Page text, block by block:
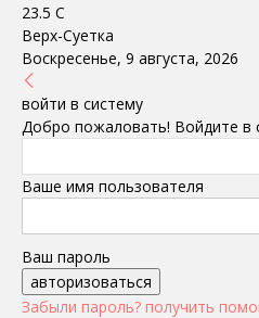
23.5 C
Верх-Суетка
Воскресенье, 9 августа, 2026
войти в систему
Добро пожаловать! Войдите в
Ваше имя пользователя
Ваш пароль
Забыли пароль? получить